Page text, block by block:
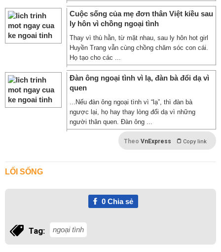
Cuộc sống của mẹ đơn thân Việt kiều sau
ly hôn vì chồng ngoại tình
Thay vì thù hằn, từ mặt nhau, sau ly hôn hot girl
Huyền Trang vẫn cùng chồng chăm sóc con cái.
Họ tạo cho các ...
Đàn ông ngoại tình vì lạ, đàn bà đổi dạ vì
quen
...Nếu đàn ông ngoại tình vì “lạ”, thì đàn bà
ngược lại, họ hay thay lòng đổi dạ vì những
người thân quen. Đàn ông ...
Theo VnExpress Copy link
LỐI SỐNG
0Chia sẻ
Tag: ngoại tình